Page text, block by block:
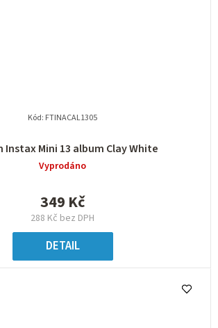
Instax Mini 13 album Clay White
Vyprodáno
288 Kč bez DPH
349 Kč
DETAIL
Kód: FTINACAL1305